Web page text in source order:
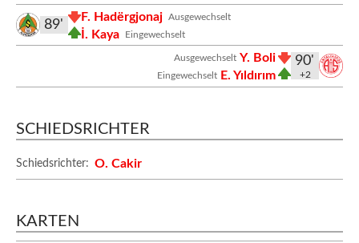
Ausgewechselt
F. Hadërgjonaj
Eingewechselt
İ. Kaya
89'
90'
+2
Ausgewechselt Y. Boli
Eingewechselt E. Yıldırım
SCHIEDSRICHTER
Schiedsrichter: O. Cakir
KARTEN